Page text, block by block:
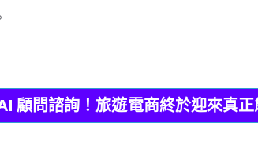
顧問諮詢！旅遊電商終於迎來真